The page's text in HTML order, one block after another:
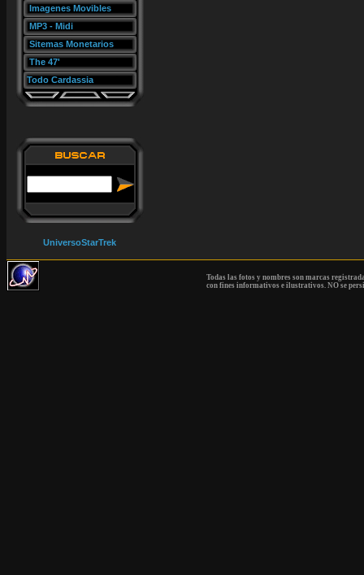
Imagenes Movibles
MP3 - Midi
Sitemas Monetarios
The 47'
Todo Cardassia
UniversoStarTrek
Todas las fotos y nombres son marcas
con fines informativos e ilustrativos. NO se